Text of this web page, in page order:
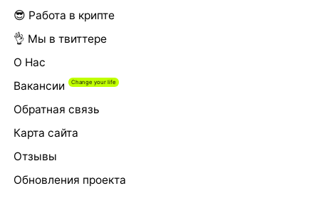
😎 Работа в крипте
👌 Мы в твиттере
О Нас
Вакансии
Обратная связь
Карта сайта
Отзывы
Обновления проекта